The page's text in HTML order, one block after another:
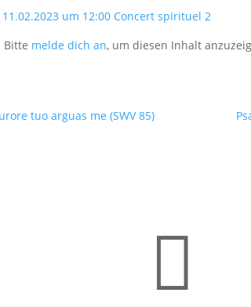
um 12:00 Concert spirituel 2
Bitte melde dich an, um diesen Inhalt
tuo arguas me (SWV 85)
